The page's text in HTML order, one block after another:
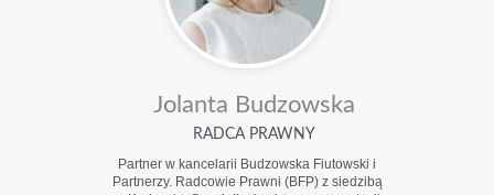
Jolanta Budzowska
RADCA PRAWNY
Partner w kancelarii Budzowska Fiutowski i
Partnerzy. Radcowie Prawni (BFP) z siedzibą